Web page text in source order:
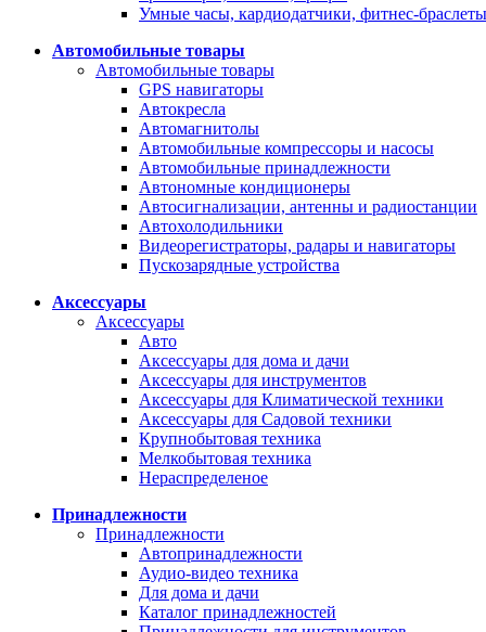
Умные часы, кардиодатчики, фитнес-браслеты
Автомобильные товары
Автомобильные товары
GPS навигаторы
Автокресла
Автомагнитолы
Автомобильные компрессоры и насосы
Автомобильные принадлежности
Автономные кондиционеры
Автосигнализации, антенны и радиостанции
Автохолодильники
Видеорегистраторы, радары и навигаторы
Пускозарядные устройства
Аксессуары
Аксессуары
Авто
Аксессуары для дома и дачи
Аксессуары для инструментов
Аксессуары для Климатической техники
Аксессуары для Садовой техники
Крупнобытовая техника
Мелкобытовая техника
Нераспределеное
Принадлежности
Принадлежности
Автопринадлежности
Аудио-видео техника
Для дома и дачи
Каталог принадлежностей